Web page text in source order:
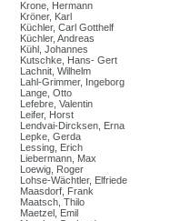
Krone, Hermann
Kröner, Karl
Küchler, Carl Gotthelf
Küchler, Andreas
Kühl, Johannes
Kutschke, Hans- Gert
Lachnit, Wilhelm
Lahl-Grimmer, Ingeborg
Lange, Otto
Lefebre, Valentin
Leifer, Horst
Lendvai-Dircksen, Erna
Lepke, Gerda
Lessing, Erich
Liebermann, Max
Loewig, Roger
Lohse-Wächtler, Elfriede
Maasdorf, Frank
Maatsch, Thilo
Maetzel, Emil